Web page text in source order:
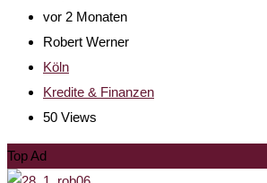
vor 2 Monaten
Robert Werner
Köln
Kredite & Finanzen
50 Views
Top Ad